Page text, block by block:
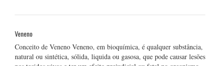
Veneno
Conceito de Veneno Veneno, em bioquímica, é qualquer substância,
natural ou sintética, sólida, liquida ou gasosa, que pode causar lesões